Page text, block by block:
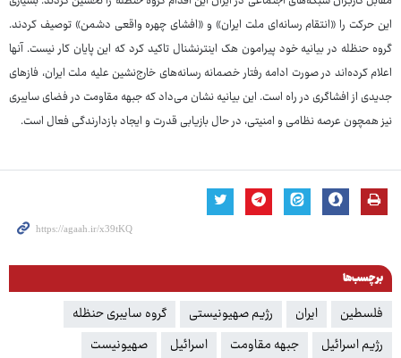
این حرکت را «انتقام رسانه‌ای ملت ایران» و «افشای چهره واقعی دشمن» توصیف کردند.
گروه حنظله در بیانیه خود پیرامون هک اینترنشنال تاکید کرد که این پایان کار نیست. آنها
اعلام کرده‌اند در صورت ادامه رفتار خصمانه رسانه‌های خارج‌نشین علیه ملت ایران، فازهای
جدیدی از افشاگری در راه است. این بیانیه نشان می‌داد که جبهه مقاومت در فضای سایبری
نیز همچون عرصه نظامی و امنیتی، در حال بازیابی قدرت و ایجاد بازدارندگی فعال است.
برچسب‌ها
فلسطین ایران رژیم صهیونیستی
گروه سایبری حنظله
رژیم اسرائیل
جبهه مقاومت اسرائیل
صهیونیست